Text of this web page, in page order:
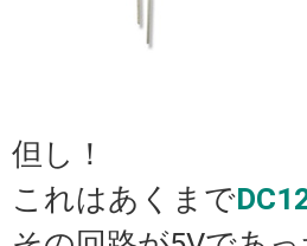
但し！
これはあくまで